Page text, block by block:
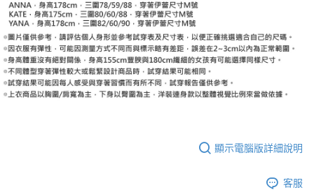
顯示電腦版詳細說明
客服